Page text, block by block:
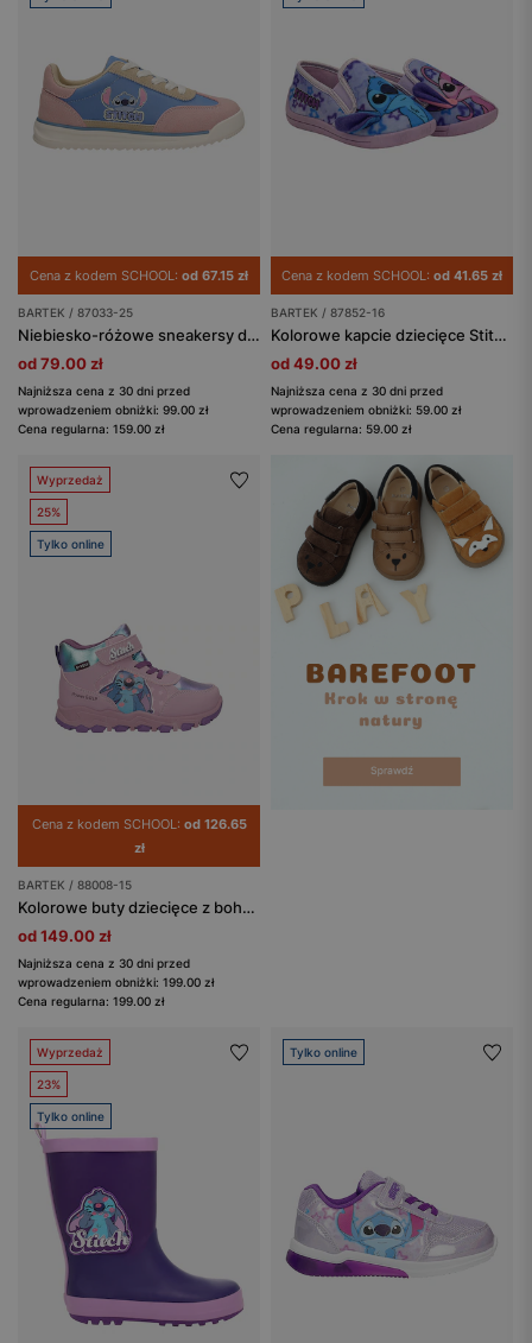
Cena z kodem SCHOOL: od 67.15 zł
BARTEK / 87033-25
Niebiesko-różowe sneakersy dziecięce Stitch BARTEK 87033-25
od 79.00 zł
Najniższa cena z 30 dni przed
wprowadzeniem obniżki: 99.00 zł
Cena regularna: 159.00 zł
Cena z kodem SCHOOL: od 41.65 zł
BARTEK / 87852-16
Kolorowe kapcie dziecięce Stitch BARTEK 87852-16
od 49.00 zł
Najniższa cena z 30 dni przed
wprowadzeniem obniżki: 59.00 zł
Cena regularna: 59.00 zł
Wyprzedaż
25%
Tylko online
Cena z kodem SCHOOL: od 126.65
zł
BARTEK / 88008-15
Kolorowe buty dziecięce z bohaterem Disney Stitch BARTEK 88008-15
od 149.00 zł
Najniższa cena z 30 dni przed
wprowadzeniem obniżki: 199.00 zł
Cena regularna: 199.00 zł
Wyprzedaż
23%
Tylko online
Tylko online